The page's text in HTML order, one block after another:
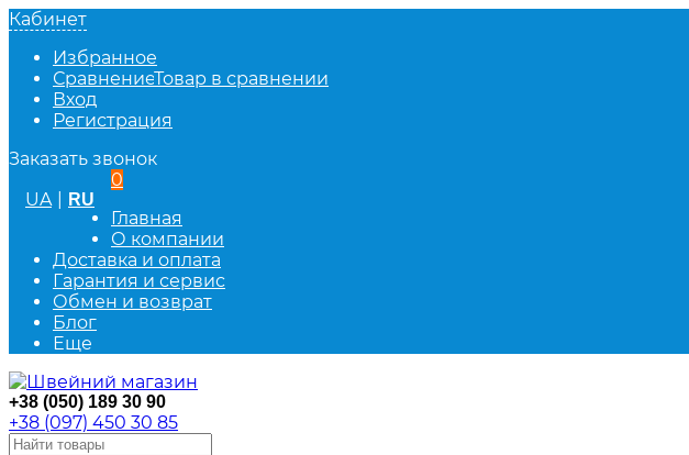
Кабинет
Избранное
СравнениеТовар в сравнении
Вход
Регистрация
Заказать звонок
UA
RU
0
Главная
О компании
Доставка и оплата
Гарантия и сервис
Обмен и возврат
Блог
Еще
+38 (050) 189 30 90
+38 (097) 450 30 85